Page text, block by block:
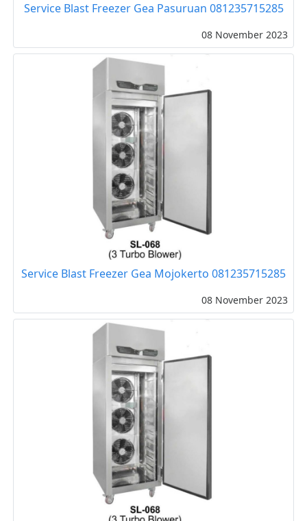
Service Blast Freezer Gea Pasuruan 081235715285
08 November 2023
Service Blast Freezer Gea Mojokerto 081235715285
08 November 2023